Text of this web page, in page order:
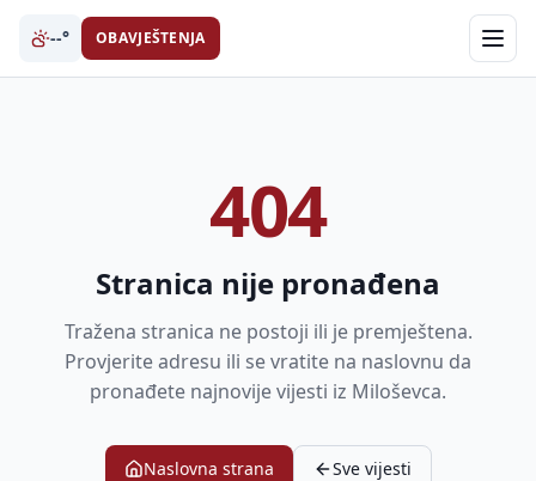
--° OBAVJEŠTENJA
404
Stranica nije pronađena
Tražena stranica ne postoji ili je premještena.
Provjerite adresu ili se vratite na naslovnu da
pronađete najnovije vijesti iz Miloševca.
Naslovna strana Sve vijesti